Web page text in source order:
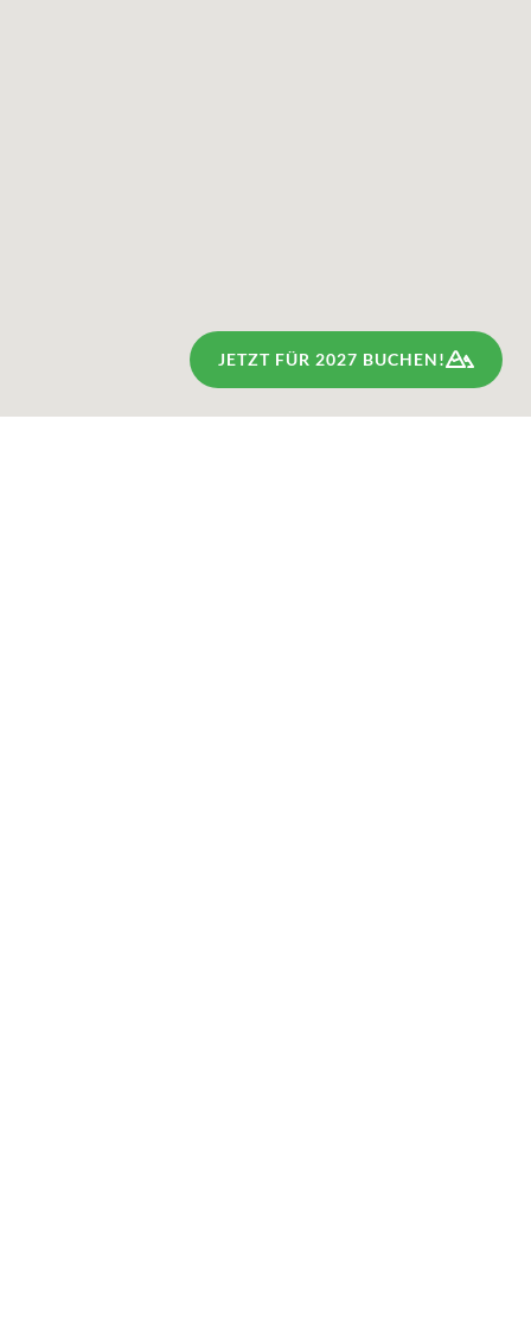
JETZT FÜR 2027 BUCHEN!